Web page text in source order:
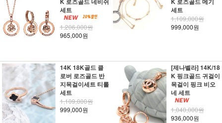
세트
1,206,000원
965,000원
세트
1,109,000원
999,000원
14K 18K골드 클
로버 로즈골드 반
지목걸이세트 티롤
세트
1,109,000원
999,000원
[제나벨라] 14K/18
K 핑크골드 귀걸이
목걸이 핑크 비오
네 세트
1,040,000원
936,000원